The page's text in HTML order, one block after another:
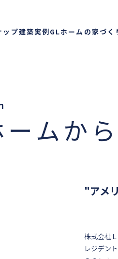
ップ建築実例GLホームの家づく
ムか
"アメ
株式会社
レジデン